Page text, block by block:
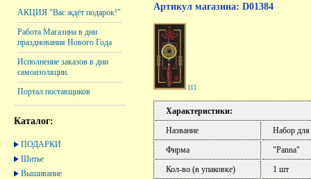
АКЦИЯ "Вас ждёт подарок!"
Работа Магазина в дни
празднования Нового Года
Исполнение заказов в дни
самоизоляции.
Портал поставщиков
Каталог:
ПОДАРКИ
Шитье
Вышивание
Артикул магазина: D01384
[1]
Характеристики:
Название
Набор
Фирма
"Panna"
Кол-во (в упаковке)
1 шт